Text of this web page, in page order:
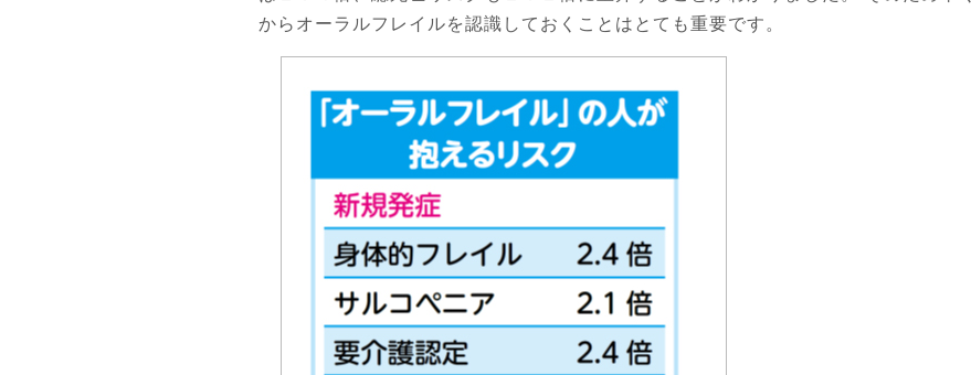
からオーラルフレイルを認識しておくことはとても重要です。